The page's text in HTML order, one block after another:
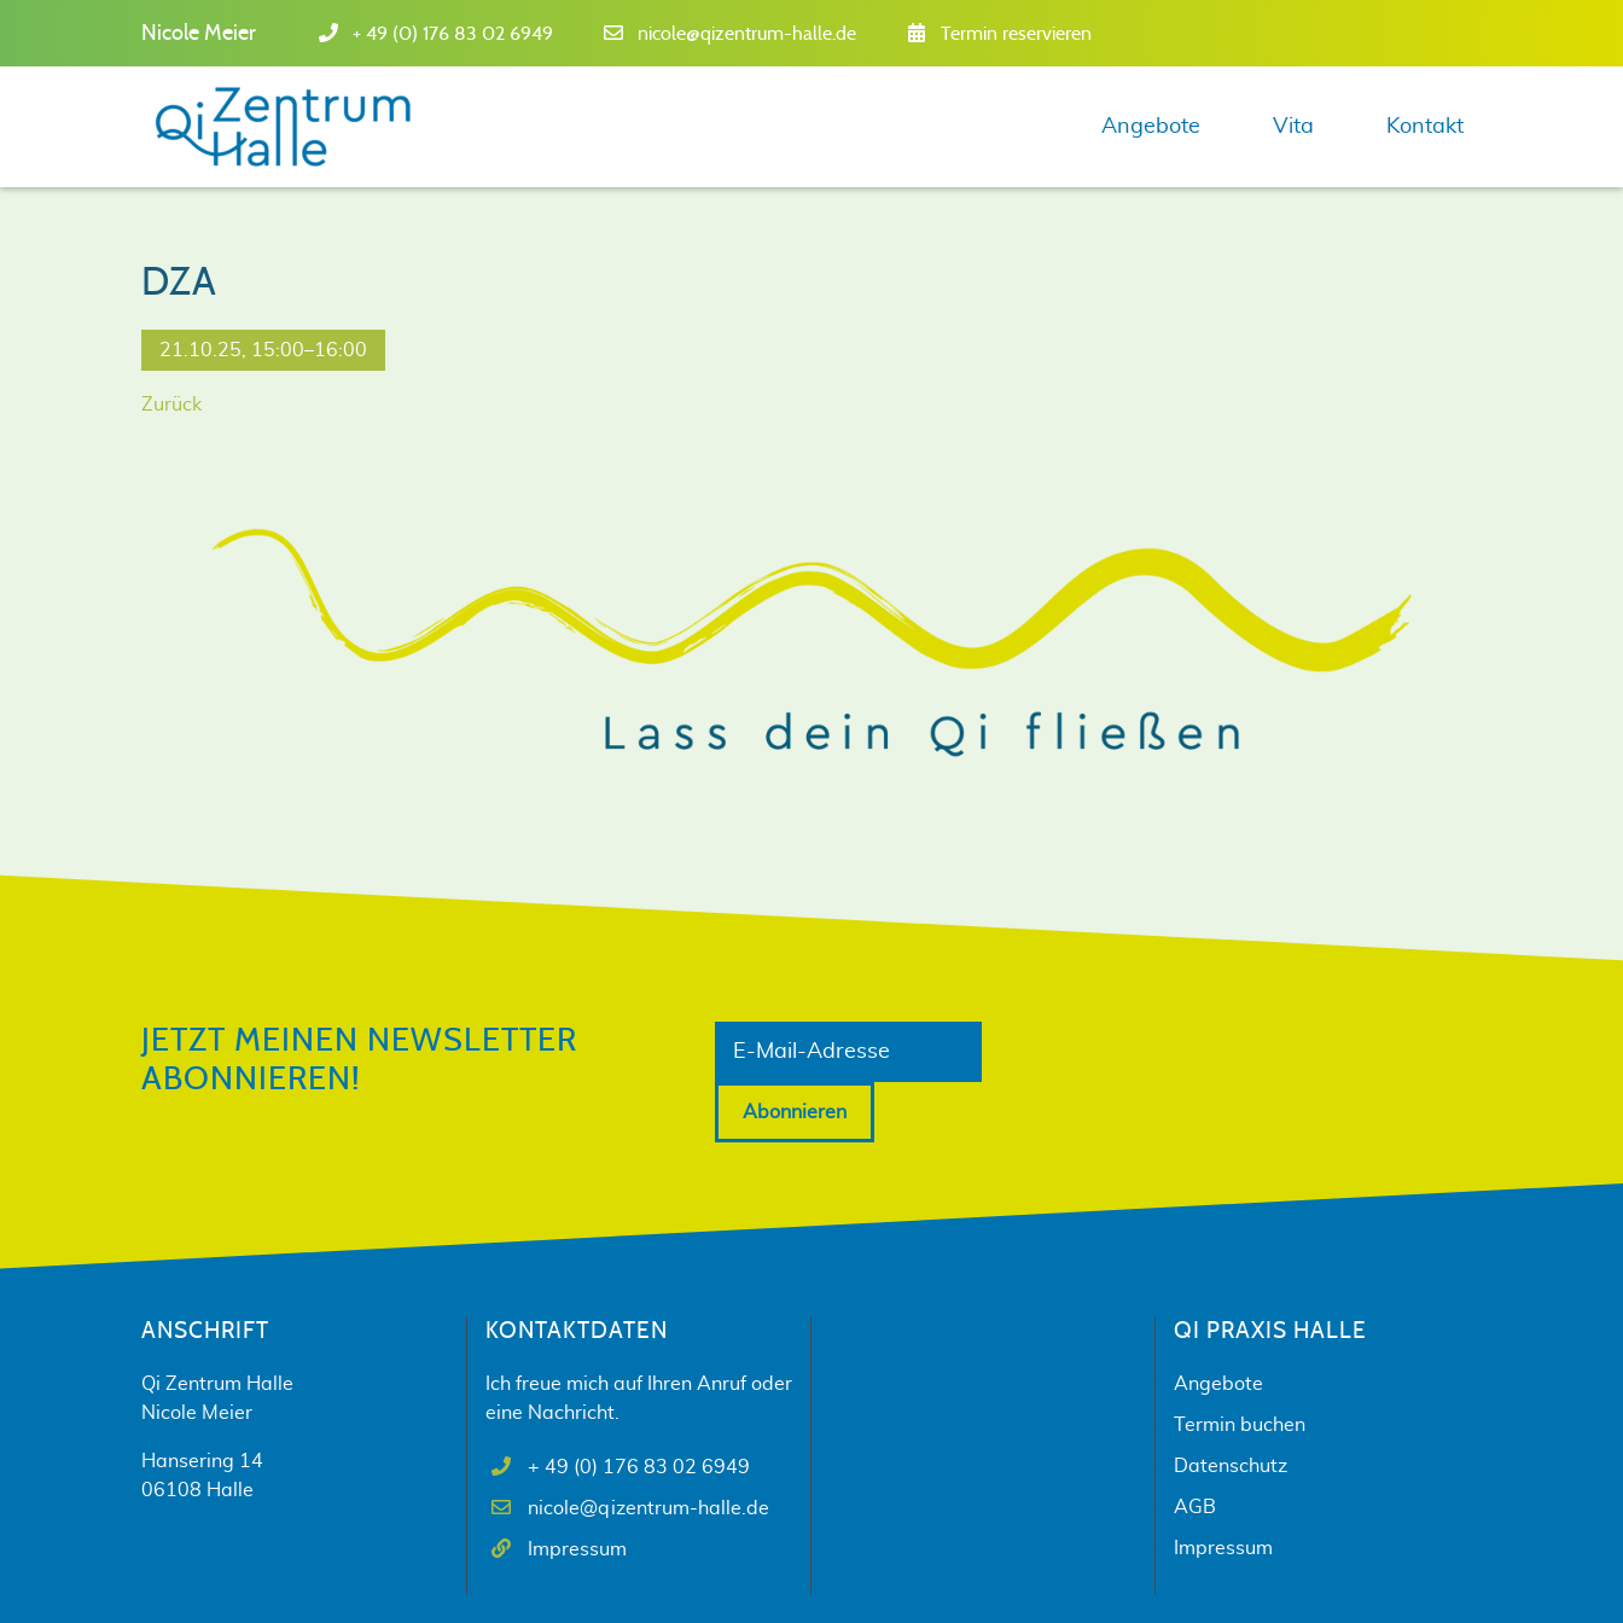
Nicole Meier + 49 (0) 176 83 02 6949 nicole@qizentrum-halle.de Termin reservieren
Angebote
Vita Kontakt
DZA
21.10.25, 15:00–16:00
Zurück
JETZT MEINEN NEWSLETTER
ABONNIEREN!
Abonnieren
ANSCHRIFT
Qi Zentrum Halle
Nicole Meier
Hansering 14
06108 Halle
KONTAKTDATEN
Ich freue mich auf Ihren Anruf oder
eine Nachricht.
+ 49 (0) 176 83 02 6949
nicole@qizentrum-halle.de
Impressum
QI PRAXIS HALLE
Angebote
Termin buchen
Datenschutz
AGB
Impressum